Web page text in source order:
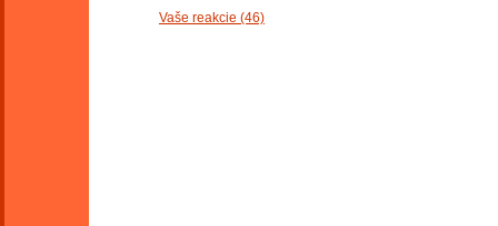
Vaše reakcie (46)